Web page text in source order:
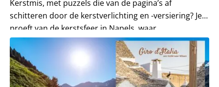
Kerstmis, met puzzels die van de pagina’s af
schitteren door de kerstverlichting en -versiering? Je
proeft van de kerstsfeer in Napels, waar...
Lees meer over Giro d’Italia – Ciao tutti Puzzelboekje